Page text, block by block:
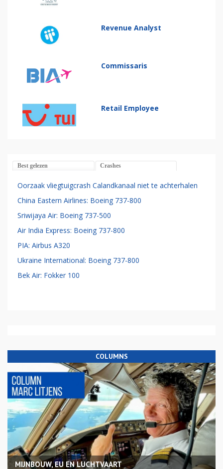
Revenue Analyst
Commissaris
Retail Employee
Best gelezen Crashes
Oorzaak vliegtuigcrash Calandkanaal niet te achterhalen
China Eastern Airlines: Boeing 737-800
Sriwijaya Air: Boeing 737-500
Air India Express: Boeing 737-800
PIA: Airbus A320
Ukraine International: Boeing 737-800
Bek Air: Fokker 100
COLUMNS
MIJNBOUW, EU EN LUCHTVAART